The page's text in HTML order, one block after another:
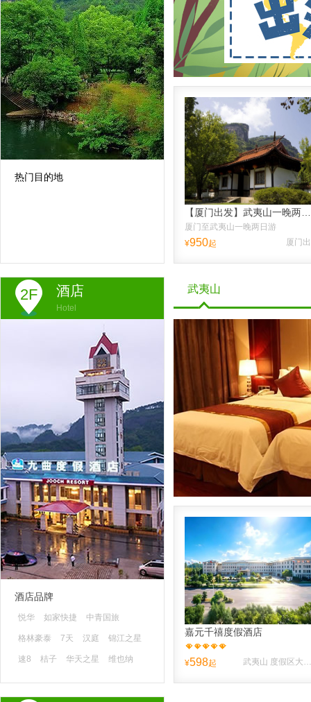
热门目的地
厦门至武夷山一晚两日游
¥950起 厦门
2F 酒店
Hotel
酒店品牌
悦华 如家快捷 中青国旅
格林豪泰 7天 汉庭 锦江之星
速8 桔子 华天之星 维也纳
武夷山
嘉元千禧度假酒店
¥598起 武夷山 度假区大王峰南路106号